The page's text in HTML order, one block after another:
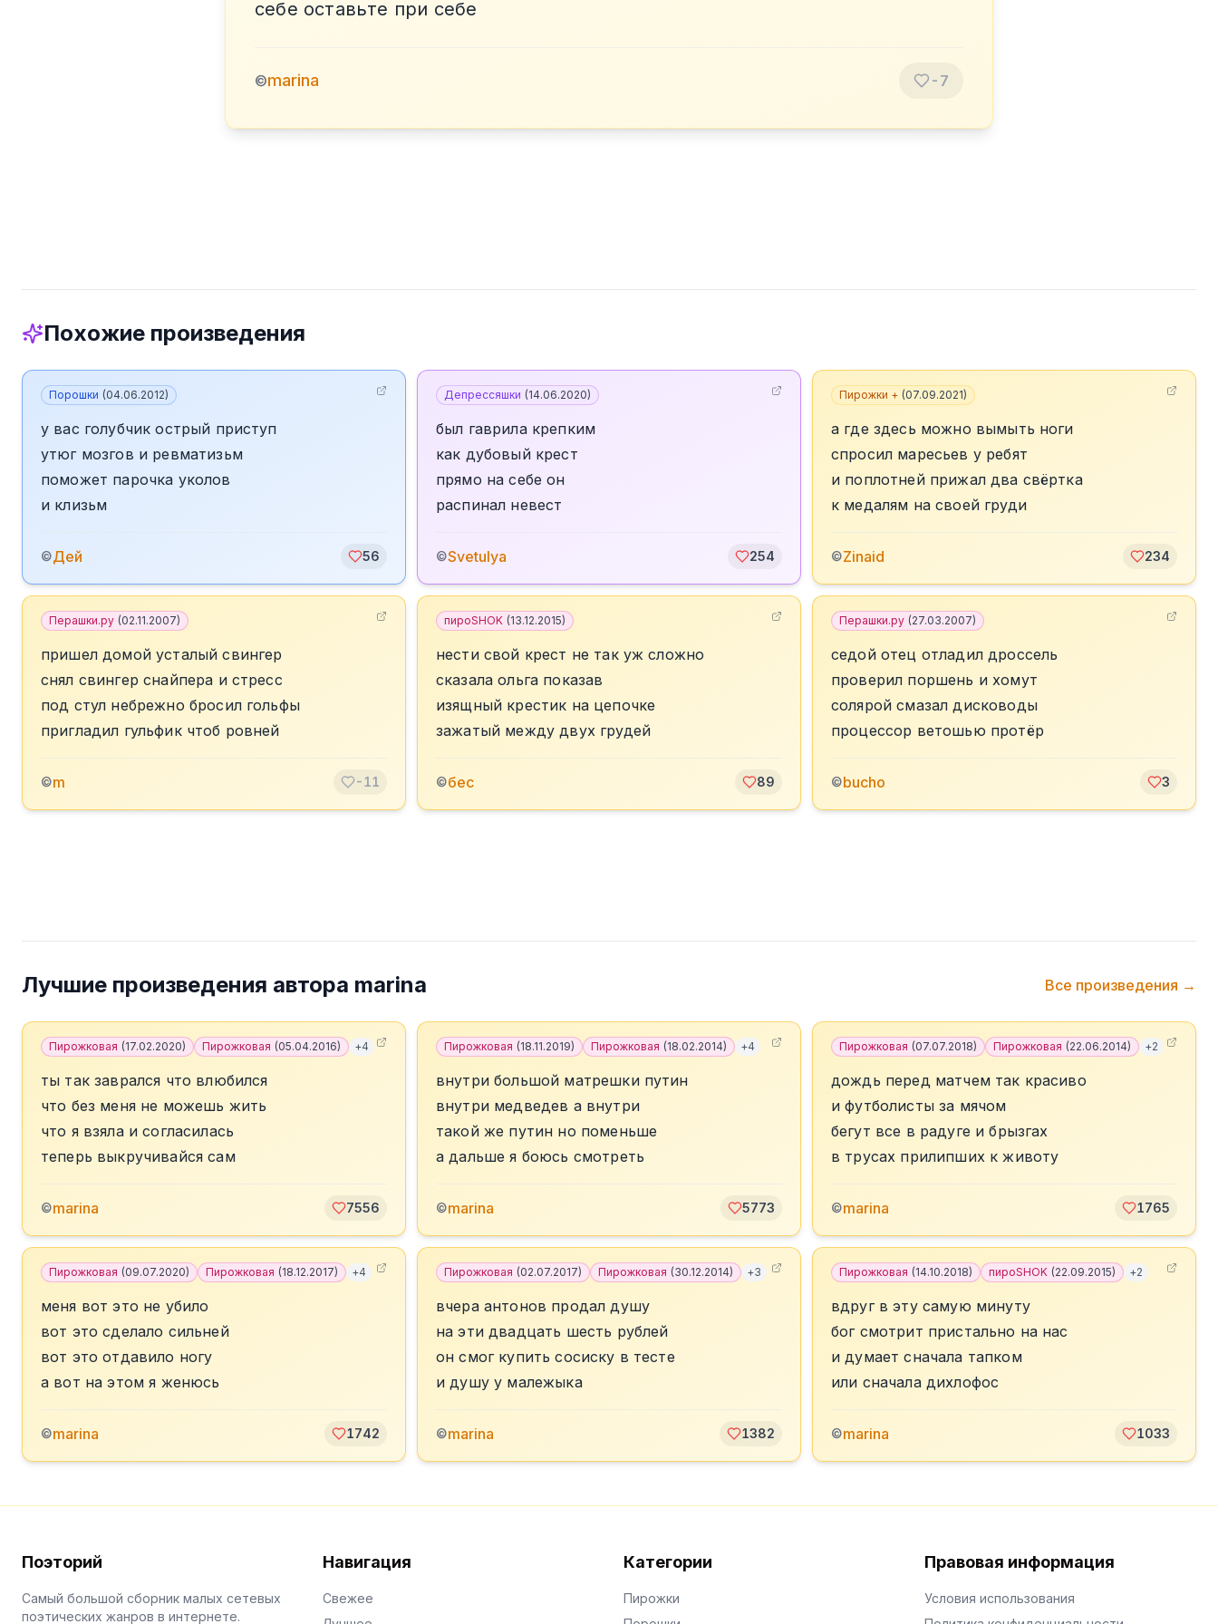
себе оставьте при себе
©marina -7
Похожие произведения
Порошки (04.06.2012)
у вас голубчик острый приступ
утюг мозгов и ревматизьм
поможет парочка уколов
и клизьм
©Дей 56
Депрессяшки (14.06.2020)
был гаврила крепким
как дубовый крест
прямо на себе он
распинал невест
©Svetulya 254
Пирожки + (07.09.2021)
а где здесь можно вымыть ноги
спросил маресьев у ребят
и поплотней прижал два свёртка
к медалям на своей груди
©Zinаid 234
Перашки.ру (02.11.2007)
пришел домой усталый свингер
снял свингер снайпера и стресс
под стул небрежно бросил гольфы
пригладил гульфик чтоб ровней
©m -11
пироSHOK (13.12.2015)
нести свой крест не так уж сложно
сказала ольга показав
изящный крестик на цепочке
зажатый между двух грудей
©бес 89
Перашки.ру (27.03.2007)
седой отец отладил дроссель
проверил поршень и хомут
солярой смазал дисководы
процессор ветошью протёр
©bucho 3
Лучшие произведения автора marina Все произведения →
Пирожковая (17.02.2020) Пирожковая (05.04.2016) +4
ты так заврался что влюбился
что без меня не можешь жить
что я взяла и согласилась
теперь выкручивайся сам
©marina 7556
Пирожковая (18.11.2019) Пирожковая (18.02.2014) +4
внутри большой матрешки путин
внутри медведев а внутри
такой же путин но поменьше
а дальше я боюсь смотреть
©marina 5773
Пирожковая (07.07.2018) Пирожковая (22.06.2014) +2
дождь перед матчем так красиво
и футболисты за мячом
бегут все в радуге и брызгах
в трусах прилипших к животу
©marina 1765
Пирожковая (09.07.2020) Пирожковая (18.12.2017) +4
меня вот это не убило
вот это сделало сильней
вот это отдавило ногу
а вот на этом я женюсь
©marina 1742
Пирожковая (02.07.2017) Пирожковая (30.12.2014) +3
вчера антонов продал душу
на эти двадцать шесть рублей
он смог купить сосиску в тесте
и душу у малежыка
©marina 1382
Пирожковая (14.10.2018) пироSHOK (22.09.2015) +2
вдруг в эту самую минуту
бог смотрит пристально на нас
и думает сначала тапком
или сначала дихлофос
©marina 1033
Поэторий
Самый большой сборник малых сетевых
поэтических жанров в интернете.
Навигация
Свежее
Категории
Пирожки
Правовая информация
Условия использования